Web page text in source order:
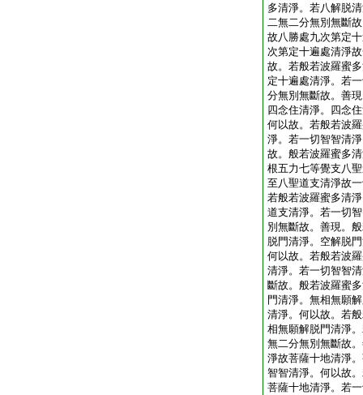
多清淨。若八解脱
二無二分無別無斷
故八勝處九次第定
次第定十遍處清淨
故。若般若波羅蜜
定十遍處清淨。若
分無別無斷故。善
四念住清淨。四念
何以故。若般若波
淨。若一切智智清
故。般若波羅蜜多
根五力七等覺支八
至八聖道支清淨故
若般若波羅蜜多清
道支清淨。若一切
別無斷故。善現。
脱門清淨。空解脱
何以故。若般若波
清淨。若一切智智
斷故。般若波羅蜜
門清淨。無相無願
清淨。何以故。若
相無願解脱門清淨
無二分無別無斷故
淨故菩薩十地清淨
智智清淨。何以故
菩薩十地清淨。若